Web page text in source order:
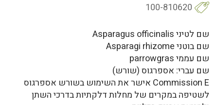
100-810620
שם לטיני Asparagus officinalis
שם בוטני Asparagi rhizome
שם עממי parrowgras
שם עברי: אספרגוס (שורש)
Commission E אישר את השימוש בשורש אספרגוס
לשטיפה במקרים של מחלות דלקתיות בדרכי השתן